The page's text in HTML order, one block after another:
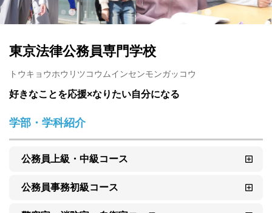
東京法律公務員専門学校
トウキョウホウリツコウムインセンモンガッコウ
好きなことを応援×なりたい自分になる
学部・学科紹介
公務員上級・中級コース
公務員事務初級コース